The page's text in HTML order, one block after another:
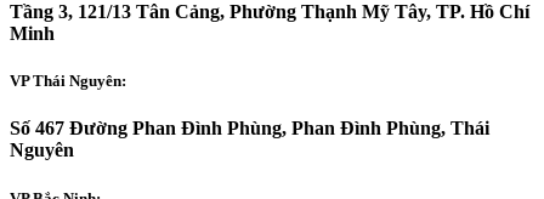
Tầng 3, 121/13 Tân Cảng, Phường Thạnh Mỹ Tây, TP. Hồ Chí
Minh
VP Thái Nguyên:
Số 467 Đường Phan Đình Phùng, Phan Đình Phùng, Thái
Nguyên